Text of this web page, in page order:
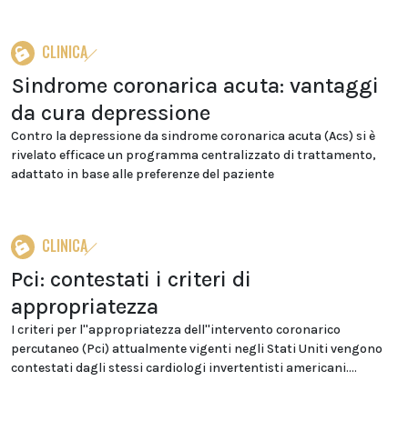
CLINICA
Sindrome coronarica acuta: vantaggi
da cura depressione
Contro la depressione da sindrome coronarica acuta (Acs) si è
rivelato efficace un programma centralizzato di trattamento,
adattato in base alle preferenze del paziente
CLINICA
Pci: contestati i criteri di
appropriatezza
I criteri per l''appropriatezza dell''intervento coronarico
percutaneo (Pci) attualmente vigenti negli Stati Uniti vengono
contestati dagli stessi cardiologi invertentisti americani....